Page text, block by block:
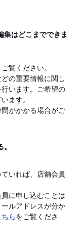
集はどこまでできま
ご覧ください。
の重要情報に関し
います。ご希望の
ます。
がかかる場合がご
いれば、店舗会員
に申し込むことは
ルアドレスが分か
ちらをご覧くださ